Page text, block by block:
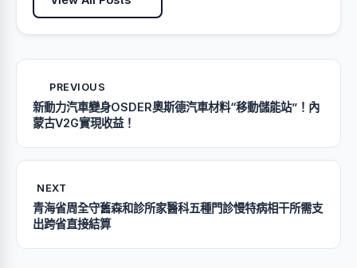
PREVIOUS
新動力汽車變身OSDER奧斯德汽車材料“移動儲能站”！內
蒙古V2G實現收益！
NEXT
青海省周全守舊森和診所家醫科五種門診慢特病相干所需支
出跨省直接結算